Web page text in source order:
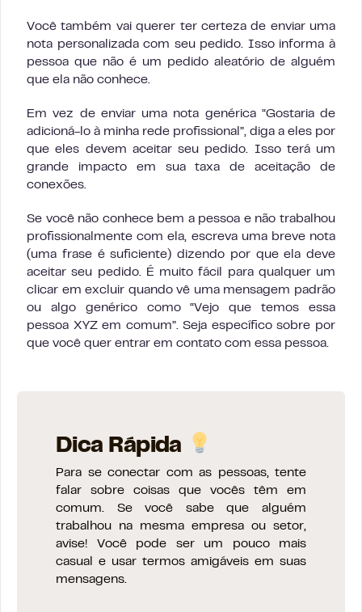
Você também vai querer ter certeza de enviar uma
nota personalizada com seu pedido. Isso informa à
pessoa que não é um pedido aleatório de alguém
que ela não conhece.
Em vez de enviar uma nota genérica “Gostaria de
adicioná-lo à minha rede profissional”, diga a eles por
que eles devem aceitar seu pedido. Isso terá um
grande impacto em sua taxa de aceitação de
conexões.
Se você não conhece bem a pessoa e não trabalhou
profissionalmente com ela, escreva uma breve nota
(uma frase é suficiente) dizendo por que ela deve
aceitar seu pedido. É muito fácil para qualquer um
clicar em excluir quando vê uma mensagem padrão
ou algo genérico como “Vejo que temos essa
pessoa XYZ em comum”. Seja específico sobre por
que você quer entrar em contato com essa pessoa.
Dica Rápida
Para se conectar com as pessoas, tente
falar sobre coisas que vocês têm em
comum. Se você sabe que alguém
trabalhou na mesma empresa ou setor,
avise! Você pode ser um pouco mais
casual e usar termos amigáveis em suas
mensagens.